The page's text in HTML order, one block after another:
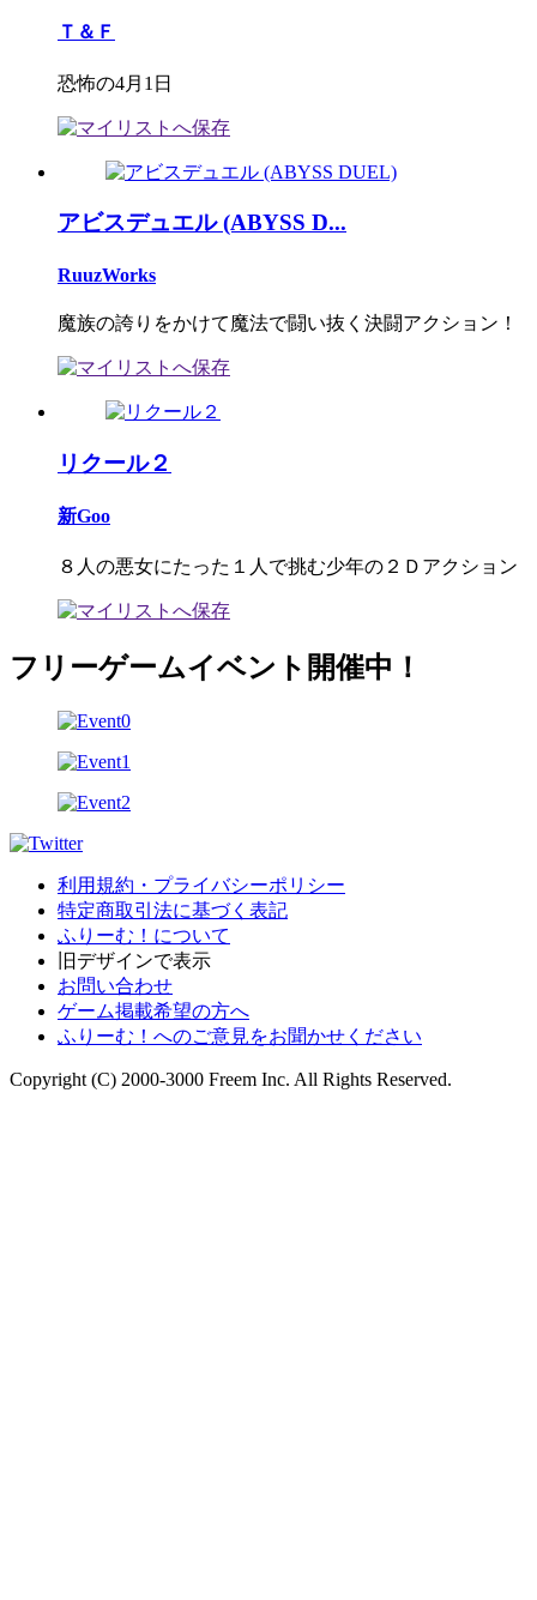
Ｔ＆Ｆ
恐怖の4月1日
アビスデュエル (ABYSS D...
RuuzWorks
魔族の誇りをかけて魔法で闘い抜く決闘アクション！
リクール２
新Goo
８人の悪女にたった１人で挑む少年の２Ｄアクション
フリーゲームイベント開催中！
利用規約・プライバシーポリシー
特定商取引法に基づく表記
ふりーむ！について
旧デザインで表示
お問い合わせ
ゲーム掲載希望の方へ
ふりーむ！へのご意見をお聞かせください
Copyright (C) 2000-3000 Freem Inc. All Rights Reserved.